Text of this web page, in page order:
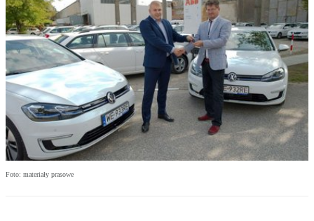
Foto: materiały prasowe